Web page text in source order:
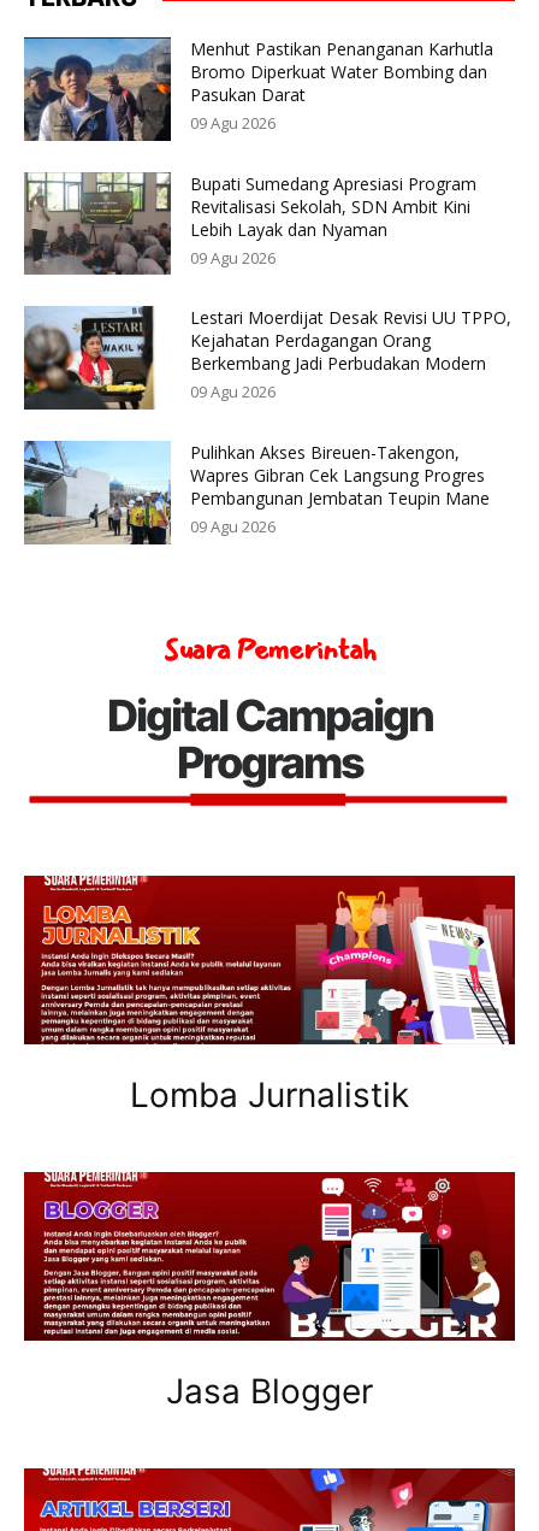
Menhut Pastikan Penanganan Karhutla
Bromo Diperkuat Water Bombing dan
Pasukan Darat
09 Agu 2026
Bupati Sumedang Apresiasi Program
Revitalisasi Sekolah, SDN Ambit Kini
Lebih Layak dan Nyaman
09 Agu 2026
Lestari Moerdijat Desak Revisi UU TPPO,
Kejahatan Perdagangan Orang
Berkembang Jadi Perbudakan Modern
09 Agu 2026
Pulihkan Akses Bireuen-Takengon,
Wapres Gibran Cek Langsung Progres
Pembangunan Jembatan Teupin Mane
09 Agu 2026
Suara Pemerintah
Digital Campaign
Programs
Lomba Jurnalistik
Jasa Blogger